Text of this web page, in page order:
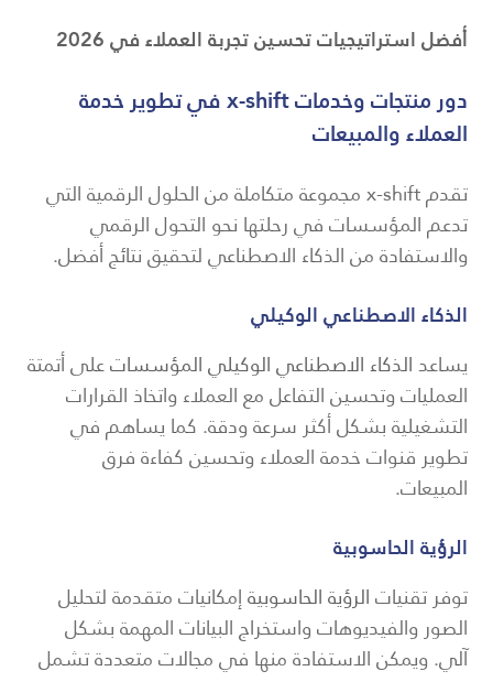
أفضل استراتيجيات تحسين تجربة العملاء في 2026
دور منتجات وخدمات x-shift في تطوير خدمة
العملاء والمبيعات
تقدم x-shift مجموعة متكاملة من الحلول الرقمية التي
تدعم المؤسسات في رحلتها نحو التحول الرقمي
والاستفادة من الذكاء الاصطناعي لتحقيق نتائج أفضل.
الذكاء الاصطناعي الوكيلي
يساعدالذكاء الاصطناعي الوكيلي المؤسساتعلى أتمتة
العمليات وتحسين التفاعل مع العملاء واتخاذ القرارات
التشغيلية بشكل أكثر سرعة ودقة. كما يساهم في
تطوير قنوات خدمة العملاء وتحسين كفاءة فرق
المبيعات.
الرؤية الحاسوبية
توفر تقنياتالرؤية الحاسوبيةإمكانيات متقدمة لتحليل
الصور والفيديوهات واستخراج البيانات المهمة بشكل
آلي. ويمكن الاستفادة منها في مجالات متعددة تشمل